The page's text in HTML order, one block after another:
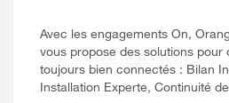
Avec les engagements On,
vous propose des solutions pour
toujours bien connectés : Bilan
Installation Experte, Continuité